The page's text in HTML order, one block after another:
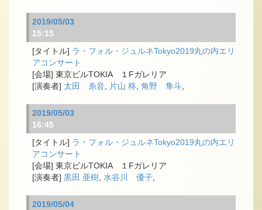
2019/05/03
15:15
ラ・フォル・ジュルネTokyo2019丸の内エリ
アコンサート
東京ビルTOKIA １Fガレリア
太田 糸音
片山 柊 角野 隼斗
2019/05/03
16:45
ラ・フォル・ジュルネTokyo2019丸の内エリ
アコンサート
東京ビルTOKIA １Fガレリア
黒田 亜樹 水谷川 優子
2019/05/04